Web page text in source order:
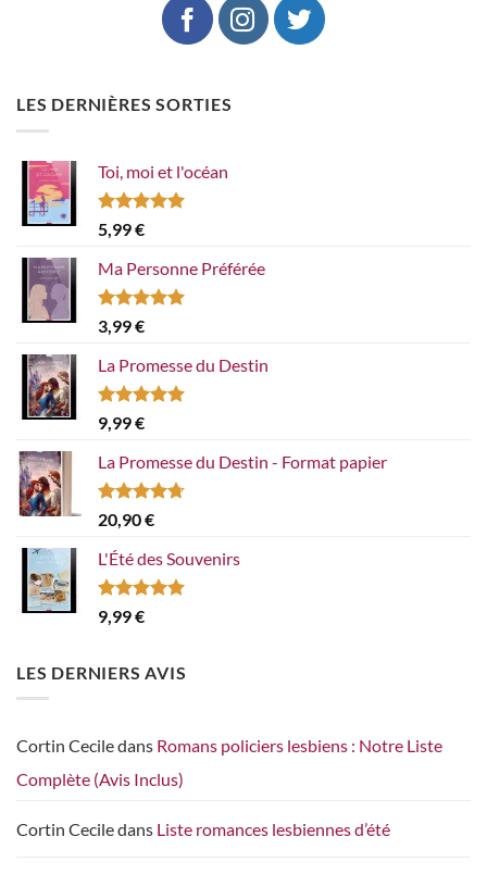
LES DERNIÈRES SORTIES
Toi, moi et l'océan
Note5.00
sur 5
5,99€
Ma Personne Préférée
Note5.00
sur 5
3,99€
La Promesse du Destin
Note5.00
sur 5
9,99€
La Promesse du Destin - Format papier
Note4.67
sur 5
20,90€
L'Été des Souvenirs
Note5.00
sur 5
9,99€
LES DERNIERS AVIS
Cortin Ceciledans Romans policiers lesbiens : Notre Liste
Complète (Avis Inclus)
Cortin Ceciledans Liste romances lesbiennes d’été